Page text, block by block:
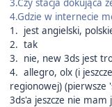
4.Gdzie w internecie
1. jest angielski,
2. tak
3. nie, new 3ds jest
4. allegro, olx (i
regionowej) (pierwsze
3ds'a jeszcze nie mam